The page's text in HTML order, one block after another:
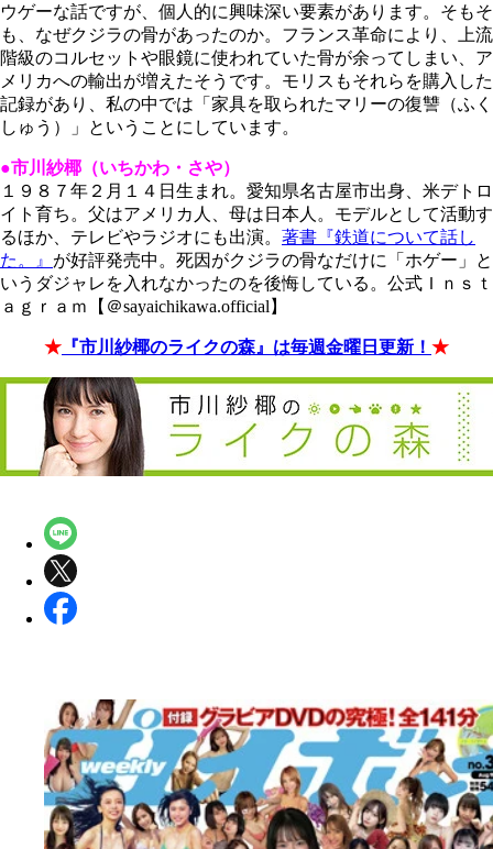
ウゲーな話ですが、個人的に興味深い要素があります。そもそ
も、なぜクジラの骨があったのか。フランス革命により、上流
階級のコルセットや眼鏡に使われていた骨が余ってしまい、ア
メリカへの輸出が増えたそうです。モリスもそれらを購入した
記録があり、私の中では「家具を取られたマリーの復讐（ふく
しゅう）」ということにしています。
●市川紗椰（いちかわ・さや）
１９８７年２月１４日生まれ。愛知県名古屋市出身、米デトロ
イト育ち。父はアメリカ人、母は日本人。モデルとして活動す
るほか、テレビやラジオにも出演。 著書『鉄道について話し
た。』 が好評発売中。死因がクジラの骨なだけに「ホゲー」と
いうダジャレを入れなかったのを後悔している。公式Ｉｎｓｔ
ａｇｒａｍ【＠sayaichikawa.official】
★ 『市川紗椰のライクの森』は毎週金曜日更新！ ★